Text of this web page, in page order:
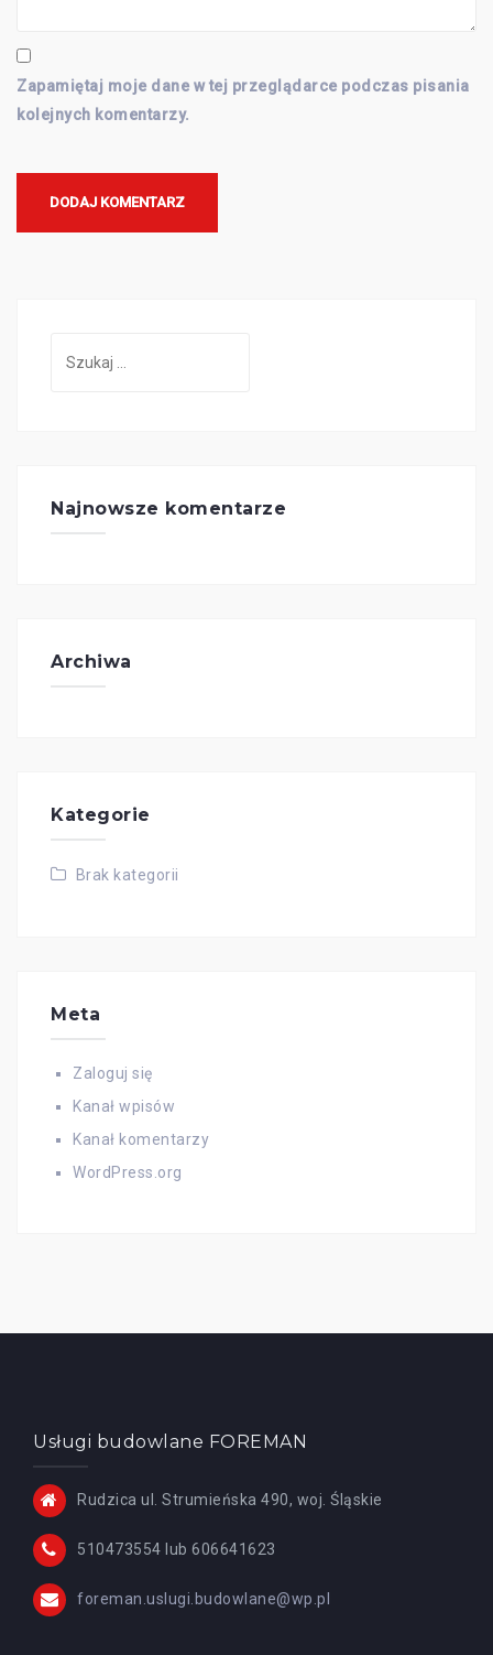
Zapamiętaj moje dane w tej przeglądarce podczas pisania
kolejnych komentarzy.
Najnowsze komentarze
Archiwa
Kategorie
Brak kategorii
Meta
Zaloguj się
Kanał wpisów
Kanał komentarzy
WordPress.org
Usługi budowlane FOREMAN
Rudzica ul. Strumieńska 490, woj. Śląskie
510473554 lub 606641623
foreman.uslugi.budowlane@wp.pl